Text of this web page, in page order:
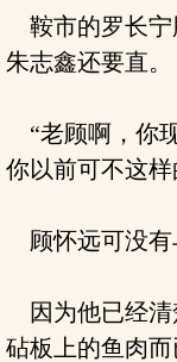
鞍市的罗长宁
朱志鑫还要直。
“老顾啊，你
你以前可不这样
顾怀远可没有
因为他已经清
砧板上的鱼肉而